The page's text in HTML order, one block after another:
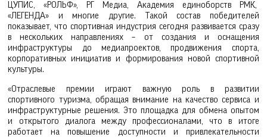
ЦУПИС, «РОЛЬФ», РГ Медиа, Академия единоборств РМК,
«ЛЕГЕНДА» и многие другие. Такой состав победителей
показывает, что спортивная индустрия сегодня развивается сразу
в нескольких направлениях – от создания и оснащения
инфраструктуры до медиапроектов, продвижения спорта,
корпоративных инициатив и формирования новой спортивной
культуры.
«Отраслевые премии играют важную роль в развитии
спортивного туризма, обращая внимание на качество сервиса и
инфраструктурные решения. Это площадка для обмена опытом
и открытого диалога между профессионалами, что в итоге
работает на повышение доступности и привлекательности